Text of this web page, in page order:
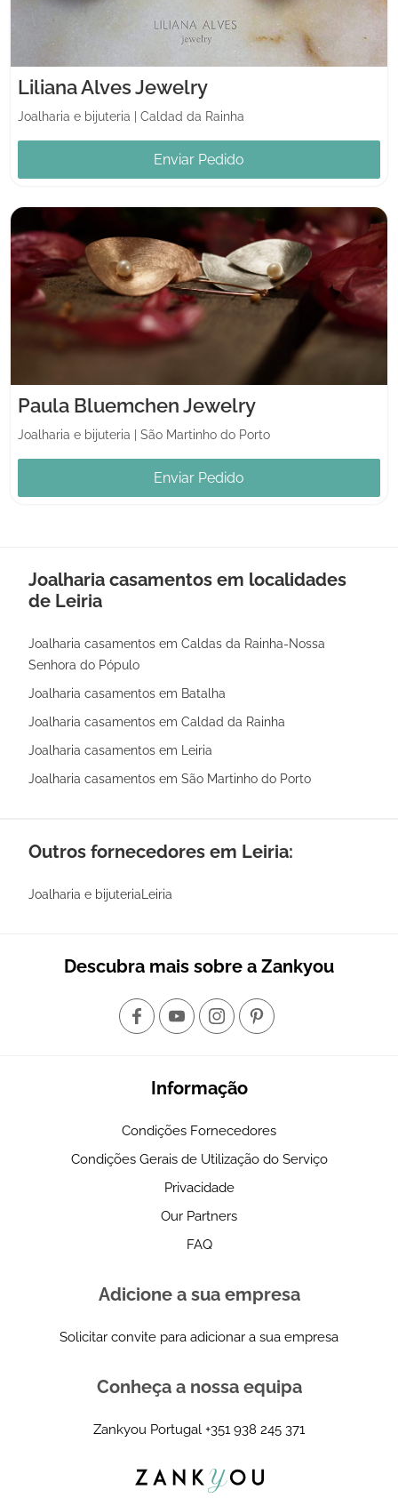
Liliana Alves Jewelry
Joalharia e bijuteria Caldad da Rainha
Enviar Pedido
Paula Bluemchen Jewelry
Joalharia e bijuteria São Martinho do Porto
Enviar Pedido
Joalharia casamentos em localidades
de Leiria
Joalharia casamentos em Caldas da Rainha-Nossa
Senhora do Pópulo
Joalharia casamentos em Batalha
Joalharia casamentos em Caldad da Rainha
Joalharia casamentos em Leiria
Joalharia casamentos em São Martinho do Porto
Outros fornecedores em Leiria:
Joalharia e bijuteriaLeiria
Descubra mais sobre a Zankyou
Informação
Condições Fornecedores
Condições Gerais de Utilização do Serviço
Privacidade
Our Partners
FAQ
Adicione a sua empresa
Solicitar convite para adicionar a sua empresa
Conheça a nossa equipa
Zankyou Portugal +351 938 245 371